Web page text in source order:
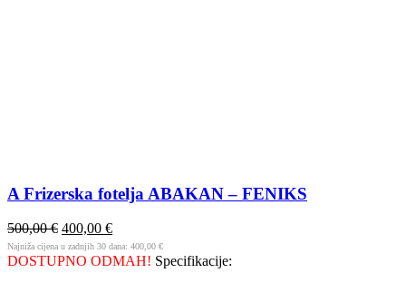
A Frizerska fotelja ABAKAN – FENIKS
500,00€ 400,00 €
Najniža cijena u zadnjih 30 dana: 400,00 €
DOSTUPNO ODMAH! Specifikacije: